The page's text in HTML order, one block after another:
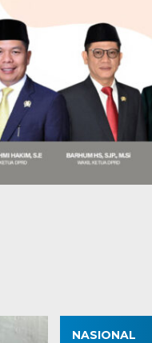
NASIONAL